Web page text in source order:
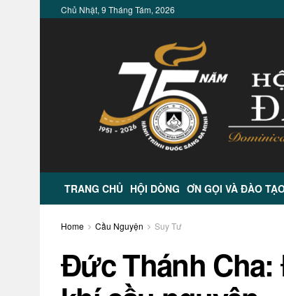
Chủ Nhật, 9 Tháng Tám, 2026
TRANG CHỦ HỘI DÒNG ƠN GỌI VÀ ĐÀO
Home Cầu Nguyện Suy Tư
Đức Thánh